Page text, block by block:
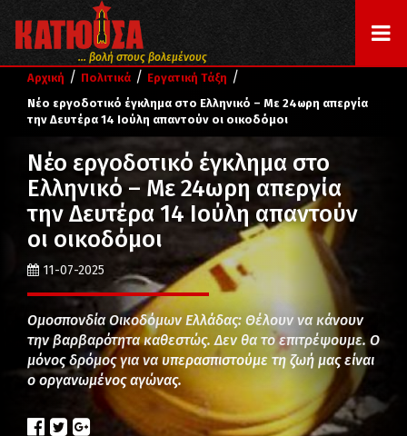
... βολή στους βολεμένους
Αρχική / Πολιτικά / Εργατική Τάξη /
Νέο εργοδοτικό έγκλημα στο Ελληνικό – Με 24ωρη απεργία
την Δευτέρα 14 Ιούλη απαντούν οι οικοδόμοι
Νέο εργοδοτικό έγκλημα στο
Ελληνικό – Με 24ωρη απεργία
την Δευτέρα 14 Ιούλη απαντούν
οι οικοδόμοι
11-07-2025
Ομοσπονδία Οικοδόμων Ελλάδας: Θέλουν να κάνουν
την βαρβαρότητα καθεστώς. Δεν θα το επιτρέψουμε. Ο
μόνος δρόμος για να υπερασπιστούμε τη ζωή μας είναι
ο οργανωμένος αγώνας.